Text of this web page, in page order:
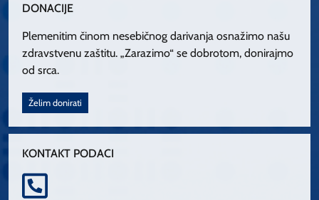
DONACIJE
Plemenitim činom nesebičnog darivanja osnažimo našu
zdravstvenu zaštitu. „Zarazimo“ se dobrotom, donirajmo
od srca.
Želim donirati
KONTAKT PODACI